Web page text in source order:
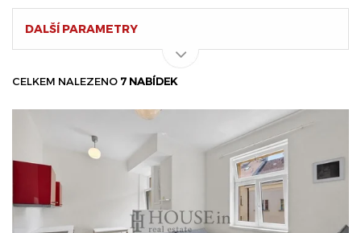
DALŠÍ PARAMETRY
CELKEM NALEZENO 7 NABÍDEK